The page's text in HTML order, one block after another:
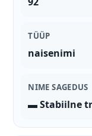
TÜÜP
naisenimi
NIME SAGEDUS
▬ Stabiilne